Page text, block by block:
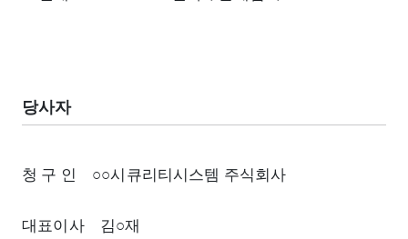
당사자
청 구 인 ○○시큐리티시스템 주식회사
대표이사 김○재